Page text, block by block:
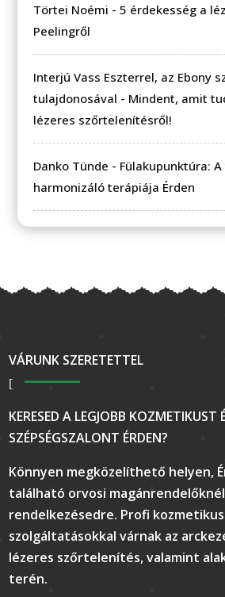
Törtei Noémi -5 érdekesség a
Peelingről
Interjú Vass Eszterrel, az Ebony
tulajdonosával - Mindent, amit
lézeres szőrtelenítésről!
Danko Tünde - Fülakupunktúra:
harmonizáló terápiája Érden
VÁRUNK SZERETETTEL
KERESED A LEGJOBB KOZMETIKUST
SZÉPSÉGSZALONT ÉRDEN?
Könnyen megközelíthető helyen,
található orvosi
rendelkezésedre. Profi
szolgáltatásokkal várnak az
lézeres szőrtelenítés, valamint
terén.